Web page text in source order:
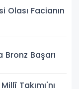
Olası Facianın
Bronz Başarı
Takımı'nı